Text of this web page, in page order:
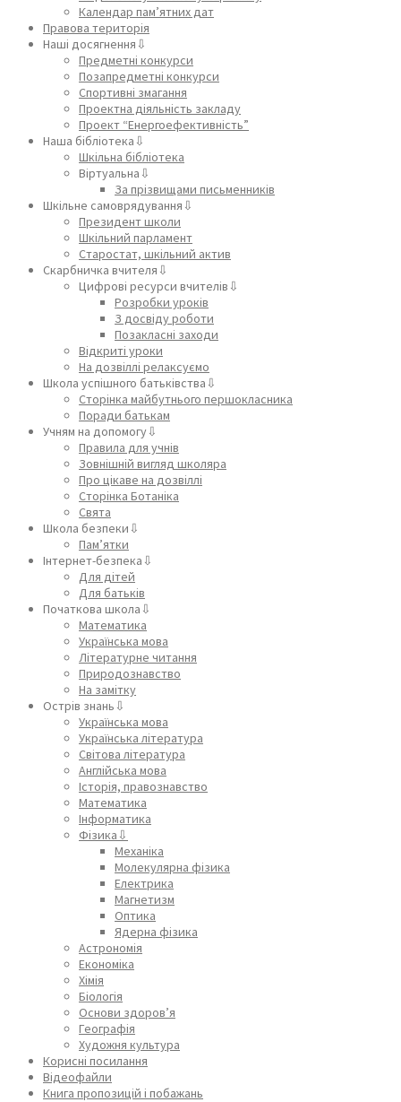
Календар пам’ятних дат
Правова територія
Наші досягнення⇩
Предметні конкурси
Позапредметні конкурси
Спортивні змагання
Проектна діяльність закладу
Проект “Енергоефективність”
Наша бібліотека⇩
Шкільна бібліотека
Віртуальна⇩
За прізвищами письменників
Шкільне самоврядування⇩
Президент школи
Шкільний парламент
Старостат, шкільний актив
Скарбничка вчителя⇩
Цифрові ресурси вчителів⇩
Розробки уроків
З досвіду роботи
Позакласні заходи
Відкриті уроки
На дозвіллі релаксуємо
Школа успішного батьківства⇩
Сторінка майбутнього першокласника
Поради батькам
Учням на допомогу⇩
Правила для учнів
Зовнішній вигляд школяра
Про цікаве на дозвіллі
Сторінка Ботаніка
Свята
Школа безпеки⇩
Пам’ятки
Інтернет-безпека⇩
Для дітей
Для батьків
Початкова школа⇩
Математика
Українська мова
Літературне читання
Природознавство
На замітку
Острів знань⇩
Українська мова
Українська література
Світова література
Англійська мова
Історія, правознавство
Математика
Інформатика
Фізика⇩
Механіка
Молекулярна фізика
Електрика
Магнетизм
Оптика
Ядерна фізика
Астрономія
Економіка
Хімія
Біологія
Основи здоров’я
Географія
Художня культура
Корисні посилання
Відеофайли
Книга пропозицій і побажань